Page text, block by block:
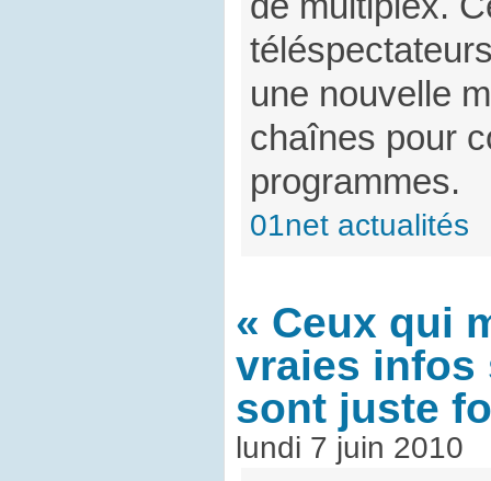
une nouvelle
chaînes pour
programmes.
01net actualités
« Ceux qui
vraies infos
sont juste
lundi 7 juin 2010